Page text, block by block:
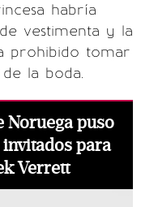
habría
vestimenta y la
prohibido tomar
la boda.
Noruega puso
para
Verrett